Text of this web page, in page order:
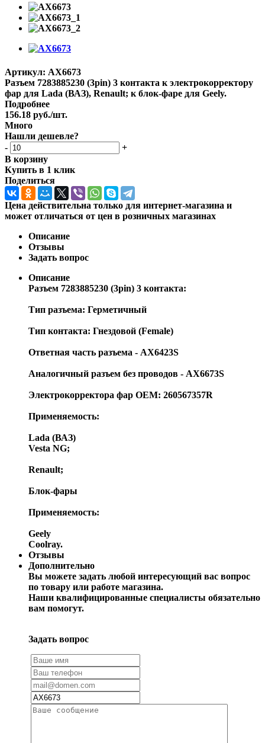
Артикул: AX6673
Разъем 7283885230 (3pin) 3 контакта к электрокорректору
фар для Lada (ВАЗ), Renault; к блок-фаре для Geely.
Подробнее
156.18 руб./шт.
Много
Нашли дешевле?
-
+
В корзину
Купить в 1 клик
Поделиться
Цена действительна только для интернет-магазина и
может отличаться от цен в розничных магазинах
Описание
Отзывы
Задать вопрос
Описание
Разъем 7283885230 (3pin) 3 контакта:
Тип разъема: Герметичный
Тип контакта: Гнездовой (Female)
Ответная часть разъема - AX6423S
Аналогичный разъем без проводов - AX6673S
Электрокорректора фар OEM: 260567357R
Применяемость:
Lada (ВАЗ)
Vesta NG;
Renault;
Блок-фары
Применяемость:
Geely
Coolray.
Отзывы
Дополнительно
Вы можете задать любой интересующий вас вопрос
по товару или работе магазина.
Наши квалифицированные специалисты обязательно
вам помогут.
Задать вопрос